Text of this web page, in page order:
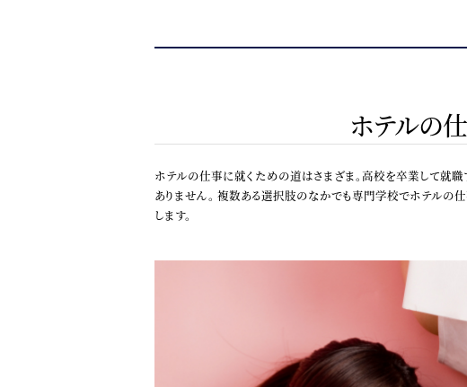
ホテルの
ホテルの仕事に就くための道はさまざま。高校を卒業して就
ありません。 複数ある選択肢のなかでも専門学校でホテルの
します。